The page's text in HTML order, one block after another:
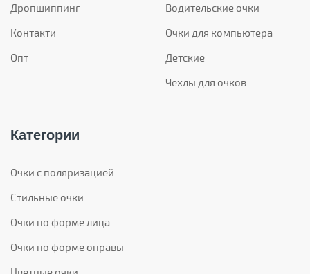
Дропшиппинг
Контакти
Опт
Водительские очки
Очки для компьютера
Детские
Чехлы для очков
Категории
Очки с поляризацией
Стильные очки
Очки по форме лица
Очки по форме оправы